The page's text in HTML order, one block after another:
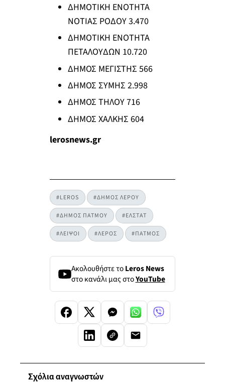
ΔΗΜΟΤΙΚΗ ΕΝΟΤΗΤΑ
ΝΟΤΙΑΣ ΡΟΔΟΥ 3.470
ΔΗΜΟΤΙΚΗ ΕΝΟΤΗΤΑ
ΠΕΤΑΛΟΥΔΩΝ 10.720
ΔΗΜΟΣ ΜΕΓΙΣΤΗΣ 566
ΔΗΜΟΣ ΣΥΜΗΣ 2.998
ΔΗΜΟΣ ΤΗΛΟΥ 716
ΔΗΜΟΣ ΧΑΛΚΗΣ 604
lerosnews.gr
#LEROS #ΔΗΜΟΣ ΛΕΡΟΥ
#ΔΗΜΟΣ ΠΑΤΜΟΥ #ΕΛΣΤΑΤ
#ΛΕΙΨΟΙ #ΛΕΡΟΣ #ΠΑΤΜΟΣ
Ακολουθήστε τοLeros News
στο κανάλι μας στοYouTube
Σχόλια αναγνωστών